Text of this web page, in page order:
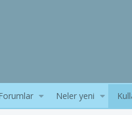
Neler yeni